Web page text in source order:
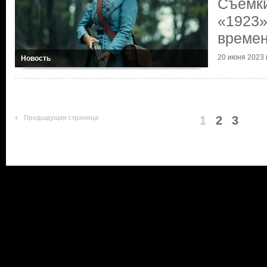
Новость 20 июня 2023
Предыдущая страница 1 2 3